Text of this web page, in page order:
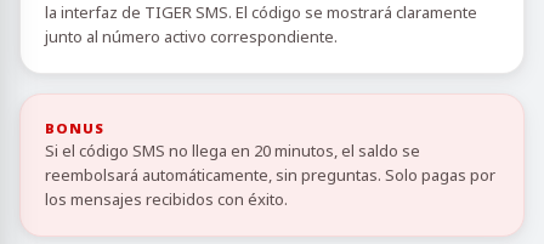
la interfaz de TIGER SMS. El código se mostrará claramente
junto al número activo correspondiente.
BONUS
Si el código SMS no llega en 20 minutos, el saldo se
reembolsará automáticamente, sin preguntas. Solo pagas por
los mensajes recibidos con éxito.